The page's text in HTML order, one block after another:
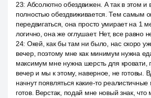
23: Абсолютно обездвижен. А так в этом и
полностью обездвиживается. Тем самым
передвигаться, она просто умирает на 1
логично, она же оглушает. Нет, все равно
24: Окей, как бы там ни было, нас скоро
вечер, поэтому мне как минимум нужна
максимум мне нужна шерсть для кровати,
вечер и мы к этому, наверное, не готовы.
начнут появляться какие-то
готов. Верстак, подай мне новый знак, что